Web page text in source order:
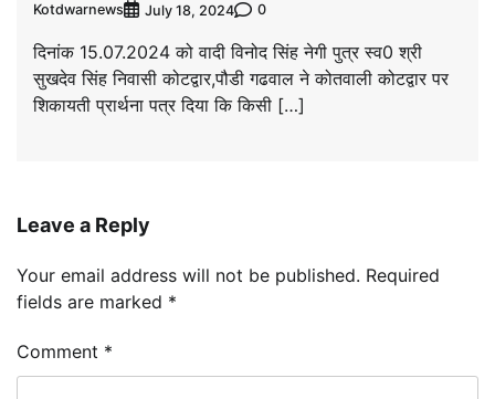
Kotdwarnews July 18, 2024 0
दिनांक 15.07.2024 को वादी विनोद सिंह नेगी पुत्र स्व0 श्री
सुखदेव सिंह निवासी कोटद्वार,पौडी गढवाल ने कोतवाली कोटद्वार पर
शिकायती प्रार्थना पत्र दिया कि किसी […]
Leave a Reply
Your email address will not be published. Required
fields are marked *
Comment *